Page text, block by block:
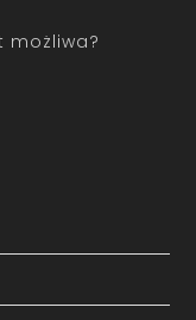
możliwa?